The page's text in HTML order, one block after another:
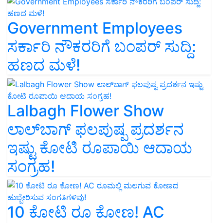
Government Employees
ಸರ್ಕಾರಿ ನೌಕರರಿಗೆ ಬಂಪರ್‌ ಸುದ್ದಿ:
ಹಣದ ಮಳೆ!
Lalbagh Flower Show
ಲಾಲ್‌ಬಾಗ್ ಫಲಪುಷ್ಪ ಪ್ರದರ್ಶನ
ಇಷ್ಟು ಕೋಟಿ ರೂಪಾಯಿ ಆದಾಯ
ಸಂಗ್ರಹ!
10 ಕೋಟಿ ರೂ ಕೋಣ! AC